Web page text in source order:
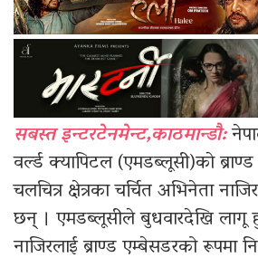
सबस्त इन्टरटेनमेन्ट,काठमान्डौ:
वर्ल्ड क्यापिटल (एमडब्लूसी)काे
चलचित्र क्षेत्रका चर्चित अभिनेता
छन् । एमडब्लूसीले बुधवारदेखि लागू
नाजिरलाई ब्राण्ड एम्बेसडरको रूपमा